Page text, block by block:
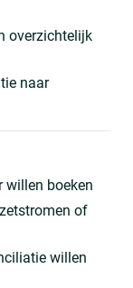
overzichtelijk
naar
willen boeken
of
willen